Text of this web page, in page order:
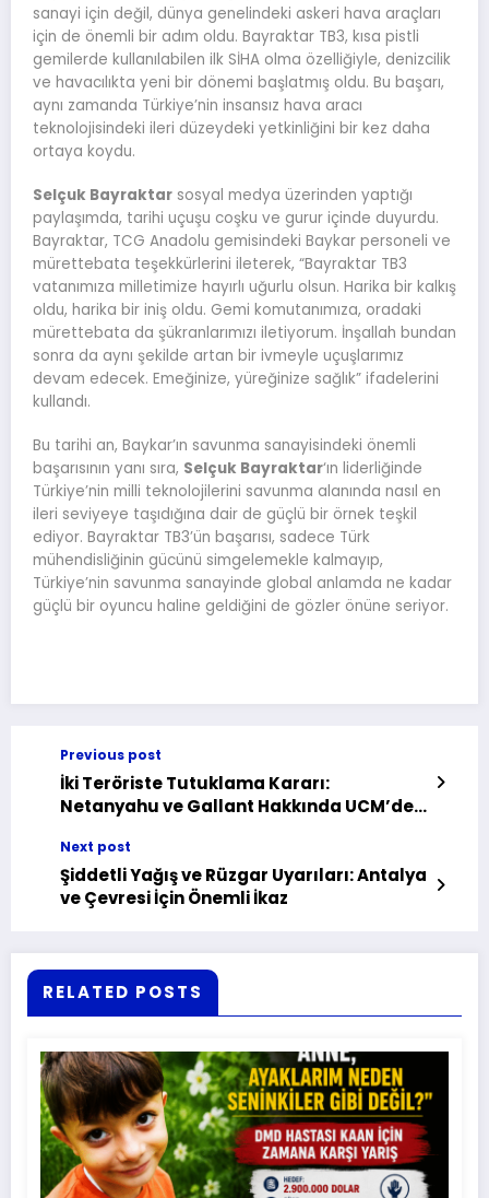
sanayi için değil, dünya genelindeki askeri hava araçları
için de önemli bir adım oldu. Bayraktar TB3, kısa pistli
gemilerde kullanılabilen ilk SİHA olma özelliğiyle, denizcilik
ve havacılıkta yeni bir dönemi başlatmış oldu. Bu başarı,
aynı zamanda Türkiye’nin insansız hava aracı
teknolojisindeki ileri düzeydeki yetkinliğini bir kez daha
ortaya koydu.
Selçuk Bayraktar sosyal medya üzerinden yaptığı
paylaşımda, tarihi uçuşu coşku ve gurur içinde duyurdu.
Bayraktar, TCG Anadolu gemisindeki Baykar personeli ve
mürettebata teşekkürlerini ileterek, “Bayraktar TB3
vatanımıza milletimize hayırlı uğurlu olsun. Harika bir kalkış
oldu, harika bir iniş oldu. Gemi komutanımıza, oradaki
mürettebata da şükranlarımızı iletiyorum. İnşallah bundan
sonra da aynı şekilde artan bir ivmeyle uçuşlarımız
devam edecek. Emeğinize, yüreğinize sağlık” ifadelerini
kullandı.
Bu tarihi an, Baykar’ın savunma sanayisindeki önemli
başarısının yanı sıra, Selçuk Bayraktar‘ın liderliğinde
Türkiye’nin milli teknolojilerini savunma alanında nasıl en
ileri seviyeye taşıdığına dair de güçlü bir örnek teşkil
ediyor. Bayraktar TB3’ün başarısı, sadece Türk
mühendisliğinin gücünü simgelemekle kalmayıp,
Türkiye’nin savunma sanayinde global anlamda ne kadar
güçlü bir oyuncu haline geldiğini de gözler önüne seriyor.
Previous post
İki Teröriste Tutuklama Kararı:
Netanyahu ve Gallant Hakkında UCM’den
Next post
Şiddetli Yağış ve Rüzgar Uyarıları: Antalya
ve Çevresi İçin Önemli İkaz
RELATED POSTS